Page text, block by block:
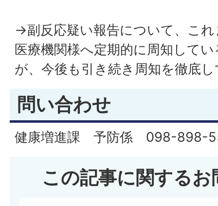
→副反応疑い報告について、こ
医療機関様へ定期的に周知して
が、今後も引き続き周知を徹底
問い合わせ
健康増進課 予防係 098-898-
この記事に関する